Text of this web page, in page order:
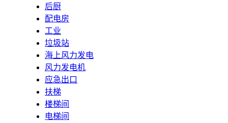
后厨
配电房
工业
垃圾站
海上风力发电
风力发电机
应急出口
扶梯
楼梯间
电梯间